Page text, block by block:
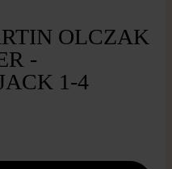
OLCZAK
-
1-4